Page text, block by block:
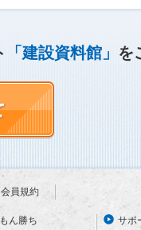
「建設資料館」 を
会員規約
ん勝ち サポ